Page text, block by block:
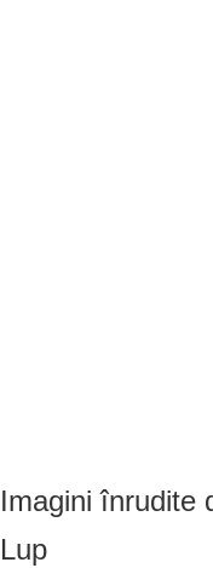
Imagini înrudite
Lup